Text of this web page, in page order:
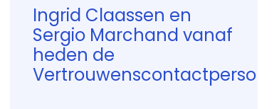
Schakelen
Ingrid Claassen en
Sergio Marchand vanaf
heden de
Vertrouwenscontactpersonen